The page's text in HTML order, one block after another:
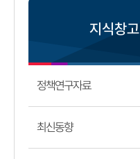
지식창고
정책연구자료
최신동향